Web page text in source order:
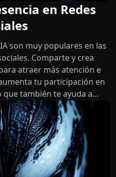
en Redes
son muy populares en las
Comparte y crea
atraer más atención e
tu participación en
que también te ayuda a
fuertes en la plataforma.